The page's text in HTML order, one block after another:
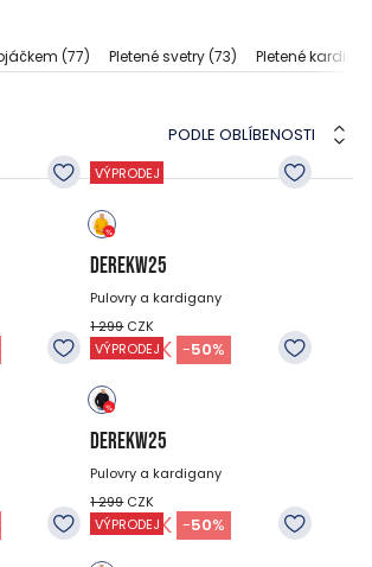
(77) Pletené svetry(73) Pletené
PODLE OBLÍBENOSTI
VÝPRODEJ
DEREKW25
Pulovry a kardigany
1 299CZK
649CZK -50%
VÝPRODEJ
DEREKW25
Pulovry a kardigany
1 299CZK
649CZK -50%
VÝPRODEJ